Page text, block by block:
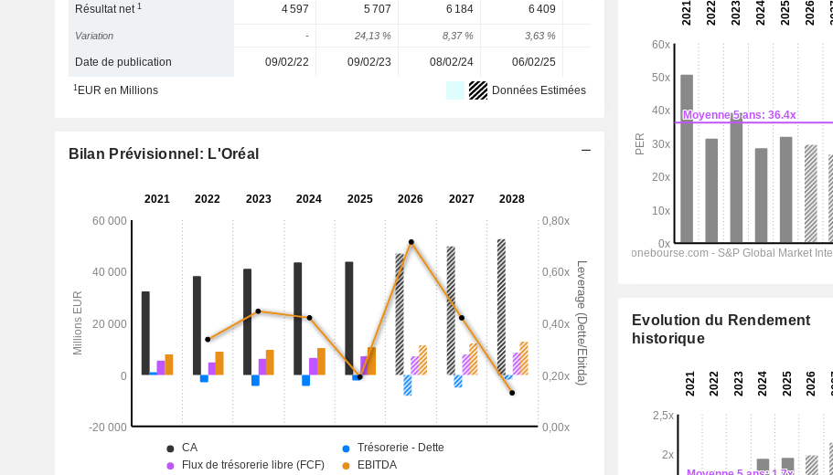
Résultat net1 4 597 5 707 6 184 6 409 7 038 7 810
Variation - 24,13 % 8,37 % 3,63 %
Date de publication 09/02/22 09/02/23 08/02/24 06/02/25
1EUR en Millions Données Estimées
Bilan Prévisionnel: L'Oréal
Evolution du Rendement
historique